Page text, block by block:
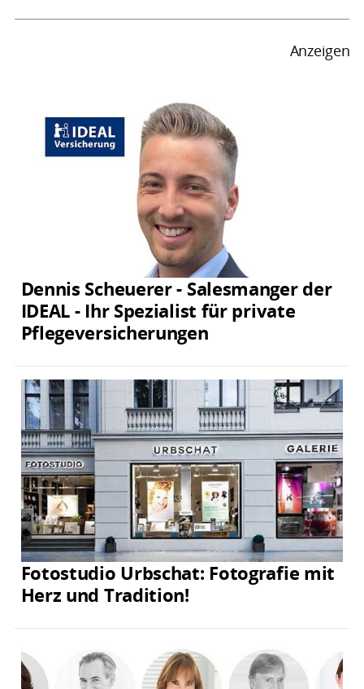
Anzeigen
Dennis Scheuerer - Salesmanger der
IDEAL - Ihr Spezialist für private
Pflegeversicherungen
Fotostudio Urbschat: Fotografie mit
Herz und Tradition!